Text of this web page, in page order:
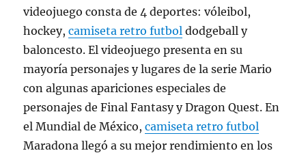
videojuego consta de 4 deportes: vóleibol,
hockey,camiseta retro futbol dodgeball y
baloncesto. El videojuego presenta en su
mayoría personajes y lugares de la serie Mario
con algunas apariciones especiales de
personajes de Final Fantasy y Dragon Quest. En
el Mundial de México,camiseta retro futbol
Maradona llegó a su mejor rendimiento en los